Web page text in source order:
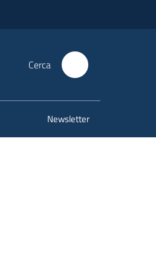
Cerca
Newsletter